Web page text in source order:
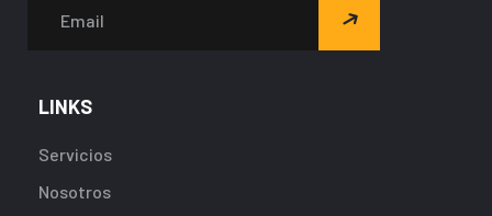
LINKS
Servicios
Nosotros